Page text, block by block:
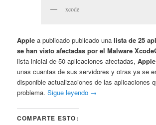
xcode
Apple a publicado publicado unalista de 25
se han visto afectadas por el Malware
lista inicial de 50 aplicaciones afectadas,Apple
unas cuantas de sus servidores y otras ya se
disponible actualizaciones de las aplicaciones
problema.Sigue leyendo →
COMPARTE ESTO: